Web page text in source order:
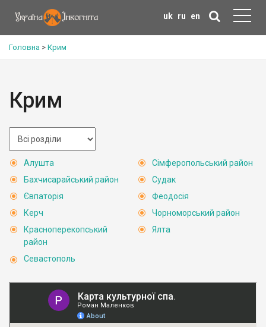
uk ru en
Головна > Крим
Крим
Алушта
Бахчисарайський район
Євпаторія
Керч
Красноперекопський
район
Севастополь
Сімферопольський район
Судак
Феодосія
Чорноморський район
Ялта